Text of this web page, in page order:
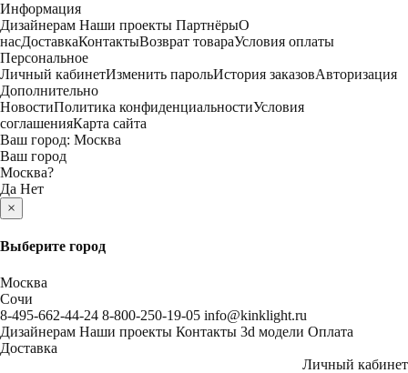
Информация
Дизайнерам Наши проекты ПартнёрыО
насДоставкаКонтактыВозврат товараУсловия оплаты
Персональное
Личный кабинетИзменить парольИстория заказовАвторизация
Дополнительно
НовостиПолитика конфиденциальностиУсловия
соглашенияКарта сайта
Ваш город: Москва
Ваш город
Москва?
Да Нет
×
Выберите город
Москва
Сочи
8-495-662-44-24 8-800-250-19-05 info@kinklight.ru
Дизайнерам Наши проекты Контакты 3d модели Оплата
Доставка
Личный кабинет